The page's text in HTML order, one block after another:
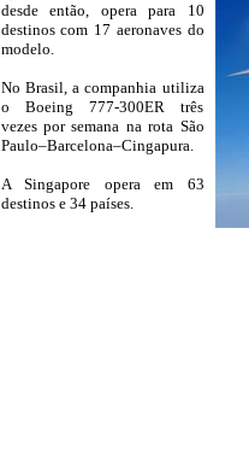
desde então, opera para 10
destinos com 17 aeronaves do
modelo.
No Brasil, a companhia utiliza
o Boeing 777-300ER três
vezes por semana na rota São
Paulo–Barcelona–Cingapura.
A Singapore opera em 63
destinos e 34 países.